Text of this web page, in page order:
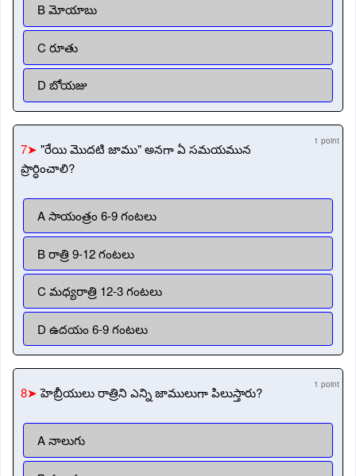
B మోయాబు
C రూతు
D బోయజు
7➤ "రేయి మొదటి జాము" అనగా ఏ సమయమున
ప్రార్ధించాలి?
1 point
A సాయంత్రం 6-9 గంటలు
B రాత్రి 9-12 గంటలు
C మధ్యరాత్రి 12-3 గంటలు
D ఉదయం 6-9 గంటలు
8➤హెబ్రీయులు రాత్రిని ఎన్ని జాములుగా పిలుస్తారు? 1 point
A నాలుగు